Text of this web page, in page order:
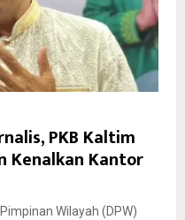
PKB Kaltim
Kenalkan Kantor
Wilayah (DPW)